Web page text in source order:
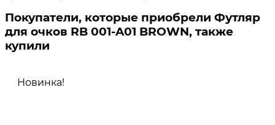
Покупатели, которые приобрели Футляр
для очков RB 001-A01 BROWN, также
купили
Новинка!